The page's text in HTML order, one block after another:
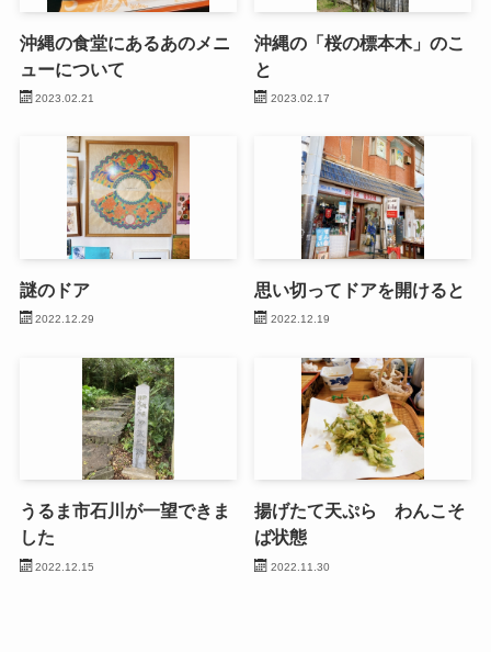
沖縄の食堂にあるあのメニ
ューについて
2023.02.21
沖縄の「桜の標本木」のこ
と
2023.02.17
謎のドア
2022.12.29
思い切ってドアを開けると
2022.12.19
うるま市石川が一望できま
した
2022.12.15
揚げたて天ぷら わんこそ
ば状態
2022.11.30